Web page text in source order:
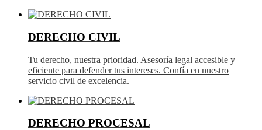
DERECHO CIVIL
Tu derecho, nuestra prioridad. Asesoría legal accesible y
eficiente para defender tus intereses. Confía en nuestro
servicio civil de excelencia.
DERECHO PROCESAL